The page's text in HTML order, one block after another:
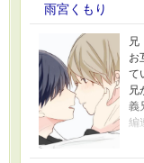
雨宮くもり
兄
お
て
兄
義
編